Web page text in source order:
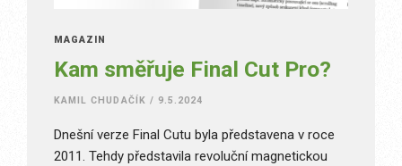
MAGAZÍN
Kam směřuje Final Cut Pro?
KAMIL CHUDAČÍK / 9.5.2024
Dnešní verze Final Cutu byla představena v roce
2011. Tehdy představila revoluční magnetickou